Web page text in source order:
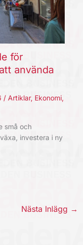
för
använda
/ Artiklar, Ekonomi,
små och
investera i ny
Nästa Inlägg →